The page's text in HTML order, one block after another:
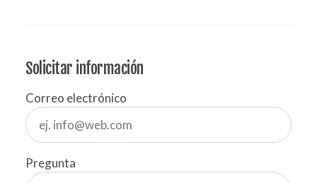
Solicitar información
Correo electrónico
Pregunta